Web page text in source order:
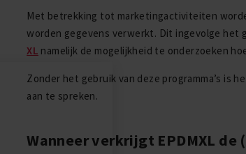
Met betrekking tot marketingactiviteiten
worden gegevens verwerkt. Dit ingevolge het
XL namelijk de mogelijkheid te onderzoeken
Zonder het gebruik van deze programma’s is
aan te spreken.
Wanneer verkrijgt EPDMXL de